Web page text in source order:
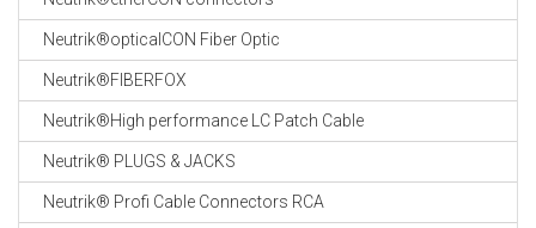
OCC OPTICAL
FIBER CABLE
GE-ASSEMBLEERDE
19" RACKS
Neutrik®opticalCON Fiber Optic
Neutrik®FIBERFOX
Neutrik®High performance LC Patch Cable
Neutrik® PLUGS & JACKS
Neutrik® Profi Cable Connectors RCA